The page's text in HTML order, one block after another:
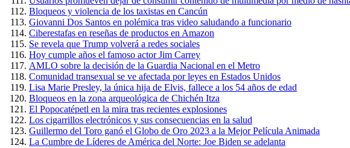
Bloqueos y violencia de los taxistas en Cancún
Giovanni Dos Santos en polémica tras video saludando a funcionario
Ciberestafas en reseñas de productos en Amazon
Se revela que Trump volverá a redes sociales
Hoy cumple años el famoso actor Jim Carrey
AMLO sobre la decisión de la Guardia Nacional en el Metro
Comunidad transexual se ve afectada por leyes en Estados Unidos
Lisa Marie Presley, la única hija de Elvis, fallece a los 54 años de edad
Bloqueos en la zona arqueológica de Chichén Itza
El Popocatépetl en la mira tras recientes explosiones
Los cigarrillos electrónicos y sus consecuencias en la salud
Guillermo del Toro ganó el Globo de Oro 2023 a la Mejor Película Animada
La Cumbre de Líderes de América del Norte: Joe Biden se adelanta